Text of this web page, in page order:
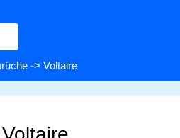
-> Voltaire